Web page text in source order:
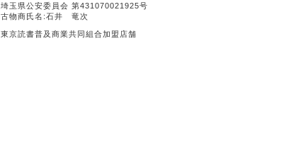
埼玉県公安委員会 第431070021925号
古物商氏名:石井 竜次
東京読書普及商業共同組合加盟店舗